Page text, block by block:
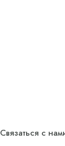
Связаться с